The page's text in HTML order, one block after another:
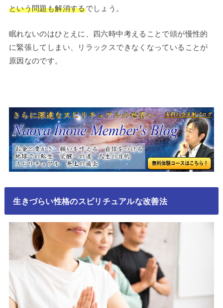
という問題も解消するでしょう。
眠れないのはひとえに、四六時中考えることで頭が慢性的
に緊張してしまい、リラックスできなくなっていることが
原因なのです。
生きづらい性格のスピリチュアルな改善法